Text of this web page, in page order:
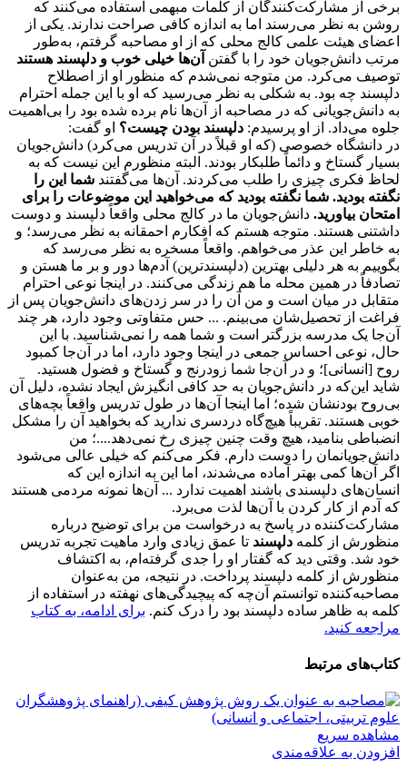
برخی از مشارکت‌کنندگان از کلمات مبهمی استفاده می‌کنند که
روشن به نظر می‌رسند اما به اندازه کافی صراحت ندارند. یکی از
اعضای هیئت علمی کالج محلی که از او مصاحبه گرفتم، به‌طور
مرتب دانش‌جویان خود را با گفتن آن‌ها خیلی خوب و دلپسند هستند
توصیف می‌کرد. من متوجه نمی‌شدم که منظور او از اصطلاح
دلپسند چه بود. به شکلی به نظر می‌رسید که او با این جمله احترام
به دانش‌جویانی که در مصاحبه از آن‌ها نام برده شده بود را بی‌اهمیت
جلوه می‌داد. از او پرسیدم: دلپسند بودن چیست؟ او گفت:
در دانشگاه خصوصی (که او قبلاً در آن تدریس می‌کرد) دانش‌جویان
بسیار گستاخ و دائماً طلبکار بودند. البته منظورم این نیست که به
لحاظ فکری چیزی را طلب می‌کردند. آن‌ها می‌گفتند شما این را
نگفته بودید. شما نگفته بودید که می‌خواهید این موضوعات را برای
امتحان بیاورید. دانش‌جویان ما در کالج محلی واقعاً دلپسند و دوست
داشتنی هستند. متوجه هستم که افکارم احمقانه به نظر می‌رسد؛ و
به خاطر این عذر می‌خواهم. واقعاً مسخره به نظر می‌رسد که
بگوییم به هر دلیلی بهترین (دلپسندترین) آدم‌ها دور و بر ما هستن و
تصادفاً در همین محله ما هم زندگی می‌کنند. در اینجا نوعی احترام
متقابل در میان است و من آن را در سر زدن‌های دانش‌جویان پس از
فراغت از تحصیل‌شان می‌بینم. ... حس متفاوتی وجود دارد، هر چند
آن‌جا یک مدرسه بزرگتر است و شما همه را نمی‌شناسید. با این
حال، نوعی احساس جمعی در اینجا وجود دارد، اما در آن‌جا کمبود
روح [انسانی]؛ و در آن‌جا شما زودرنج و گستاخ و فضول هستید.
شاید این‌که در دانش‌جویان به حد کافی انگیزش ایجاد نشده، دلیل آن
بی‌روح بودنشان شده؛ اما اینجا آن‌ها در طول تدریس واقعاً بچه‌های
خوبی هستند. تقریباً هیچ‌گاه دردسری ندارید که بخواهید آن را مشکل
انضباطی بنامید، هیچ وقت چنین چیزی رخ نمی‌دهد....؛ من
دانش‌جویانمان را دوست دارم. فکر می‌کنم که خیلی عالی می‌شود
اگر آن‌ها کمی بهتر آماده می‌شدند، اما این به اندازه این که
انسان‌های دلپسندی باشند اهمیت ندارد ... آن‌ها نمونه مردمی هستند
که آدم از کار کردن با آن‌ها لذت می‌برد.
مشارکت‌کننده در پاسخ به درخواست من برای توضیح درباره
منظورش از کلمه دلپسند تا عمق زیادی وارد ماهیت تجربه تدریس
خود شد. وقتی دید که گفتار او را جدی گرفته‌ام، به اکتشاف
منظورش از کلمه دلپسند پرداخت. در نتیجه، من به‌عنوان
مصاحبه‌کننده توانستم آن‌چه که پیچیدگی‌های نهفته در استفاده از
کلمه به ظاهر ساده دلپسند بود را درک کنم. برای ادامه، به کتاب
مراجعه کنید.
کتاب‌های مرتبط
مشاهده سریع
افزودن به علاقه‌مندی